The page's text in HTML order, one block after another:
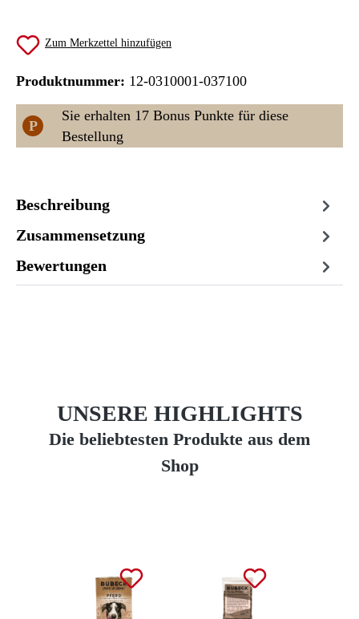
Zum Merkzettel hinzufügen
Produktnummer: 12-0310001-037100
P
Sie erhalten 17 Bonus Punkte für diese
Bestellung
Beschreibung
Zusammensetzung
Bewertungen
UNSERE HIGHLIGHTS
Die beliebtesten Produkte aus dem
Shop